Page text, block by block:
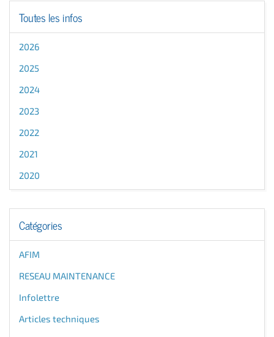
Toutes les infos
2026
2025
2024
2023
2022
2021
2020
Catégories
AFIM
RESEAU MAINTENANCE
Infolettre
Articles techniques